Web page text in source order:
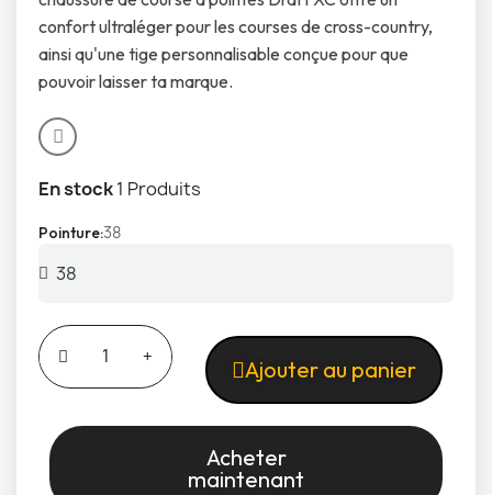
confort ultraléger pour les courses de cross-country,
ainsi qu'une tige personnalisable conçue pour que
pouvoir laisser ta marque.
En stock1 Produits
Pointure 38
Ajouter au panier
Acheter
maintenant